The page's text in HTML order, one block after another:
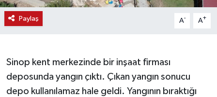
Paylaş A- A+
Sinop kent merkezinde bir inşaat firması
deposunda yangın çıktı. Çıkan yangın sonucu
depo kullanılamaz hale geldi. Yangının bıraktığı